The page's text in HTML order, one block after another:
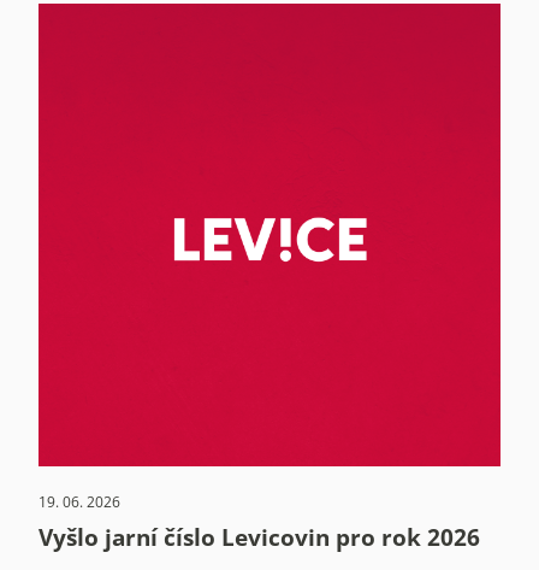
19. 06. 2026
Vyšlo jarní číslo Levicovin pro rok 2026